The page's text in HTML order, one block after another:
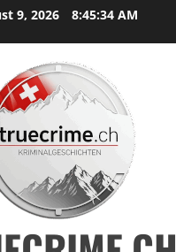
9, 2026 8:45:36 AM